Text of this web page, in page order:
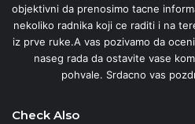
objektivni da prenosimo tacne
nekoliko radnika koji ce raditi i na
iz prve ruke.A vas pozivamo da
naseg rada da ostavite vase
pohvale. Srdacno vas
Check Also